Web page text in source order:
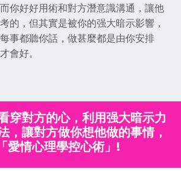
你好好用術和對方潛意識溝通，讓他
的，但其實是被你的强大暗示影響，
事都聽你話，做甚麼都是由你安排
會好。
穿對方的心，利用强大暗示力
，讓對方做你想他做的事情，
愛情心理學控心術」!